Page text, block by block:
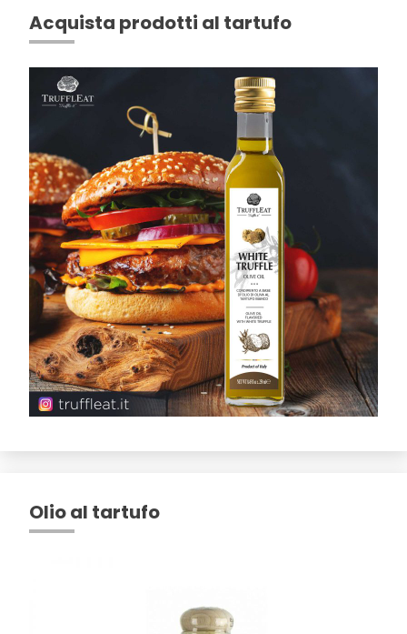
Acquista prodotti al tartufo
Olio al tartufo